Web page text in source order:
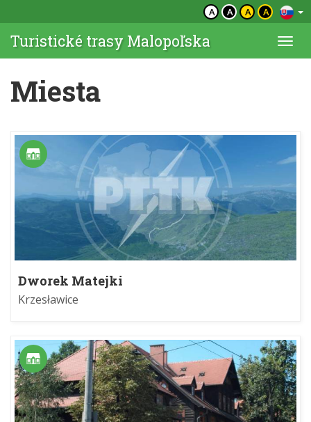
A A A A
Turistické trasy Malopoľska
Miesta
Dworek Matejki
Krzesławice